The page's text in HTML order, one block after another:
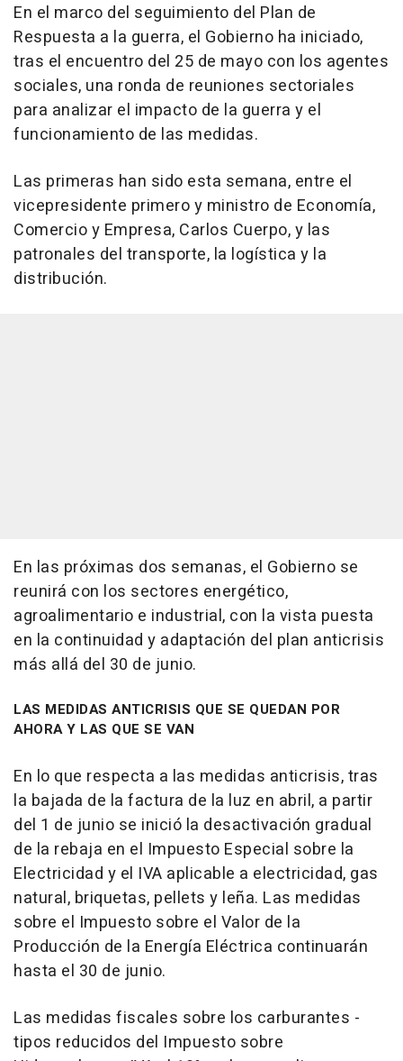
En el marco del seguimiento del Plan de
Respuesta a la guerra, el Gobierno ha iniciado,
tras el encuentro del 25 de mayo con los agentes
sociales, una ronda de reuniones sectoriales
para analizar el impacto de la guerra y el
funcionamiento de las medidas.
Las primeras han sido esta semana, entre el
vicepresidente primero y ministro de Economía,
Comercio y Empresa, Carlos Cuerpo, y las
patronales del transporte, la logística y la
distribución.
En las próximas dos semanas, el Gobierno se
reunirá con los sectores energético,
agroalimentario e industrial, con la vista puesta
en la continuidad y adaptación del plan anticrisis
más allá del 30 de junio.
LAS MEDIDAS ANTICRISIS QUE SE QUEDAN POR
AHORA Y LAS QUE SE VAN
En lo que respecta a las medidas anticrisis, tras
la bajada de la factura de la luz en abril, a partir
del 1 de junio se inició la desactivación gradual
de la rebaja en el Impuesto Especial sobre la
Electricidad y el IVA aplicable a electricidad, gas
natural, briquetas, pellets y leña. Las medidas
sobre el Impuesto sobre el Valor de la
Producción de la Energía Eléctrica continuarán
hasta el 30 de junio.
Las medidas fiscales sobre los carburantes -
tipos reducidos del Impuesto sobre